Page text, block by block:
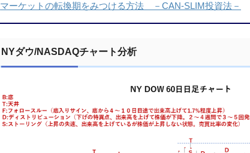
マーケットの転換期をみつける方法 －CAN-SLIM投資法－
NYダウ/NASDAQチャート分析